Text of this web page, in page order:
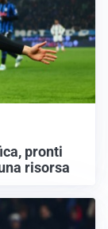
pronti
risorsa